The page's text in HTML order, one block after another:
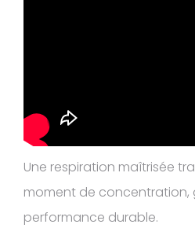
Une respiration maîtrisée
moment de concentration,
performance durable.